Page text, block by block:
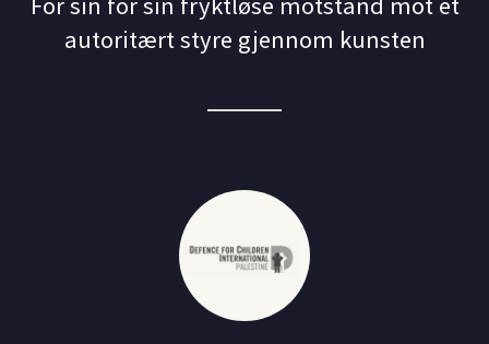
autoritært styre gjennom kunsten